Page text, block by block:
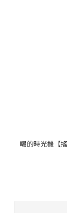
喝的時光機【